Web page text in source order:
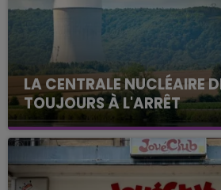
LA CENTRALE NUCLÉAIRE
TOUJOURS À L'ARRÊT
Cela fait déjà une semaine
nucléaire ardennaise est à
justifiée par la sécheresse
présente.